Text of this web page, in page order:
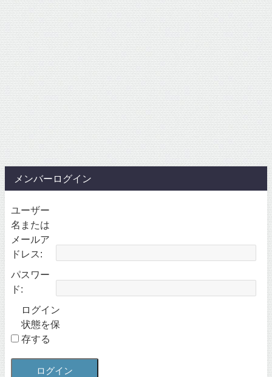
メンバーログイン
ユーザー
名または
メールア
ドレス:
パスワー
ド:
ログイン
状態を保
存する
ログイン